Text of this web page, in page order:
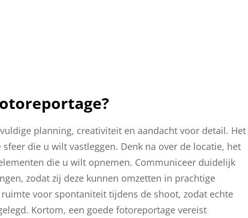
planning, creativiteit en aandacht voor detail. Het
die u wilt vastleggen. Denk na over de locatie, het
die u wilt opnemen. Communiceer duidelijk
zodat zij deze kunnen omzetten in prachtige
voor spontaniteit tijdens de shoot, zodat echte
Kortom, een goede fotoreportage vereist